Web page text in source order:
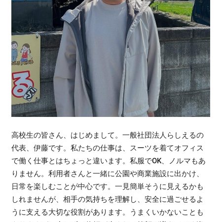
高校生の皆さん、はじめまして。一般社団法人らしえるの
代表、伊藤です。私たちの仕事は、スーツを着てオフィス
で働く仕事とはちょっと違います。私服でOK、ノルマもあ
りません。利用者さんと一緒に公園や商業施設に出かけ、
日常を楽しむことが中心です。一見簡単そうに見えるかも
しれませんが、相手の気持ちを理解し、安全に過ごせるよ
うに支える大切な役割があります。うまくいかないことも